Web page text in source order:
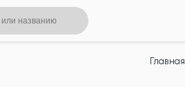
Главная